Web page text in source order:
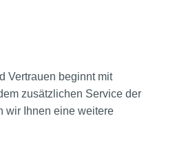
Vertrauen beginnt mit
zusätzlichen Service der
wir Ihnen eine weitere